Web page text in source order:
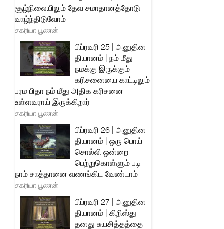
சூழ்நிலையிலும் தேவ சமாதானத்தோடு
வாழ்ந்திடுவோம்
சகரியா பூணன்
பிப்ரவரி 25 | அனுதின
தியானம் | நம் மீது
நமக்கு இருக்கும்
கரிசனையை காட்டிலும்
பரம பிதா நம் மீது அதிக கரிசனை
உள்ளவராய் இருக்கிறார்
சகரியா பூணன்
பிப்ரவரி 26 | அனுதின
தியானம் | ஒரு பொய்
சொல்லி ஒன்றை
பெற்றுகொள்ளும் படி
நாம் சாத்தானை வணங்கிட வேண்டாம்
சகரியா பூணன்
பிப்ரவரி 27 | அனுதின
தியானம் | கிறிஸ்து
தனது சுயசித்தத்தை